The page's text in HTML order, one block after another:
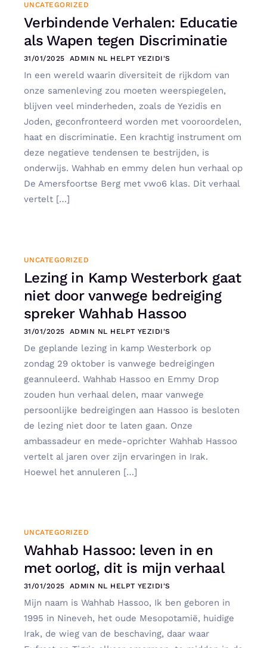
UNCATEGORIZED
Verbindende Verhalen: Educatie
als Wapen tegen Discriminatie
31/01/2025 ADMIN NL HELPT YEZIDI'S
In een wereld waarin diversiteit de rijkdom van
onze samenleving zou moeten weerspiegelen,
blijven veel minderheden, zoals de Yezidis en
Joden, geconfronteerd worden met vooroordelen,
haat en discriminatie. Een krachtig instrument om
deze negatieve tendensen te bestrijden, is
onderwijs. Wahhab en emmy delen hun verhaal op
De Amersfoortse Berg met vwo6 klas. Dit verhaal
vertelt […]
UNCATEGORIZED
Lezing in Kamp Westerbork gaat
niet door vanwege bedreiging
spreker Wahhab Hassoo
31/01/2025 ADMIN NL HELPT YEZIDI'S
De geplande lezing in kamp Westerbork op
zondag 29 oktober is vanwege bedreigingen
geannuleerd. Wahhab Hassoo en Emmy Drop
zouden hun verhaal delen, maar vanwege
persoonlijke bedreigingen aan Hassoo is besloten
de lezing niet door te laten gaan. Onze
ambassadeur en mede-oprichter Wahhab Hassoo
vertelt al jaren over zijn ervaringen in Irak.
Hoewel het annuleren […]
UNCATEGORIZED
Wahhab Hassoo: leven in en
met oorlog, dit is mijn verhaal
31/01/2025 ADMIN NL HELPT YEZIDI'S
Mijn naam is Wahhab Hassoo, Ik ben geboren in
1995 in Nineveh, het oude Mesopotamië, huidige
Irak, de wieg van de beschaving, daar waar